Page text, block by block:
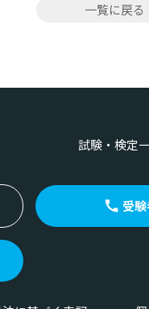
一覧に戻る
試験・検定
受